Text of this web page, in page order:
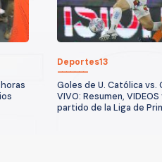
Deportes13
Goles de U. Católica vs.
VIVO: Resumen,
partido de la Liga de